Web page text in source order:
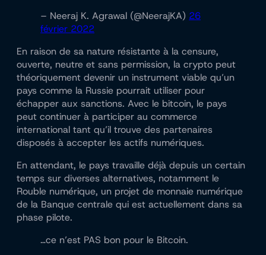
– Neeraj K. Agrawal (@NeerajKA) 26
février 2022
En raison de sa nature résistante à la censure,
ouverte, neutre et sans permission, la crypto peut
théoriquement devenir un instrument viable qu’un
pays comme la Russie pourrait utiliser pour
échapper aux sanctions. Avec le bitcoin, le pays
peut continuer à participer au commerce
international tant qu’il trouve des partenaires
disposés à accepter les actifs numériques.
En attendant, le pays travaille déjà depuis un certain
temps sur diverses alternatives, notamment le
Rouble numérique, un projet de monnaie numérique
de la Banque centrale qui est actuellement dans sa
phase pilote.
…ce n’est PAS bon pour le Bitcoin.